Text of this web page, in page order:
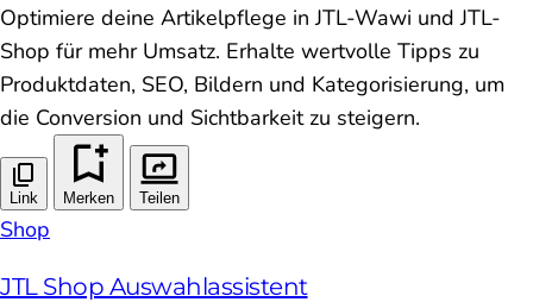
Optimiere deine Artikelpflege in JTL-Wawi und JTL-
Shop für mehr Umsatz. Erhalte wertvolle Tipps zu
Produktdaten, SEO, Bildern und Kategorisierung, um
die Conversion und Sichtbarkeit zu steigern.
Link Merken Teilen
Shop
JTL Shop Auswahlassistent